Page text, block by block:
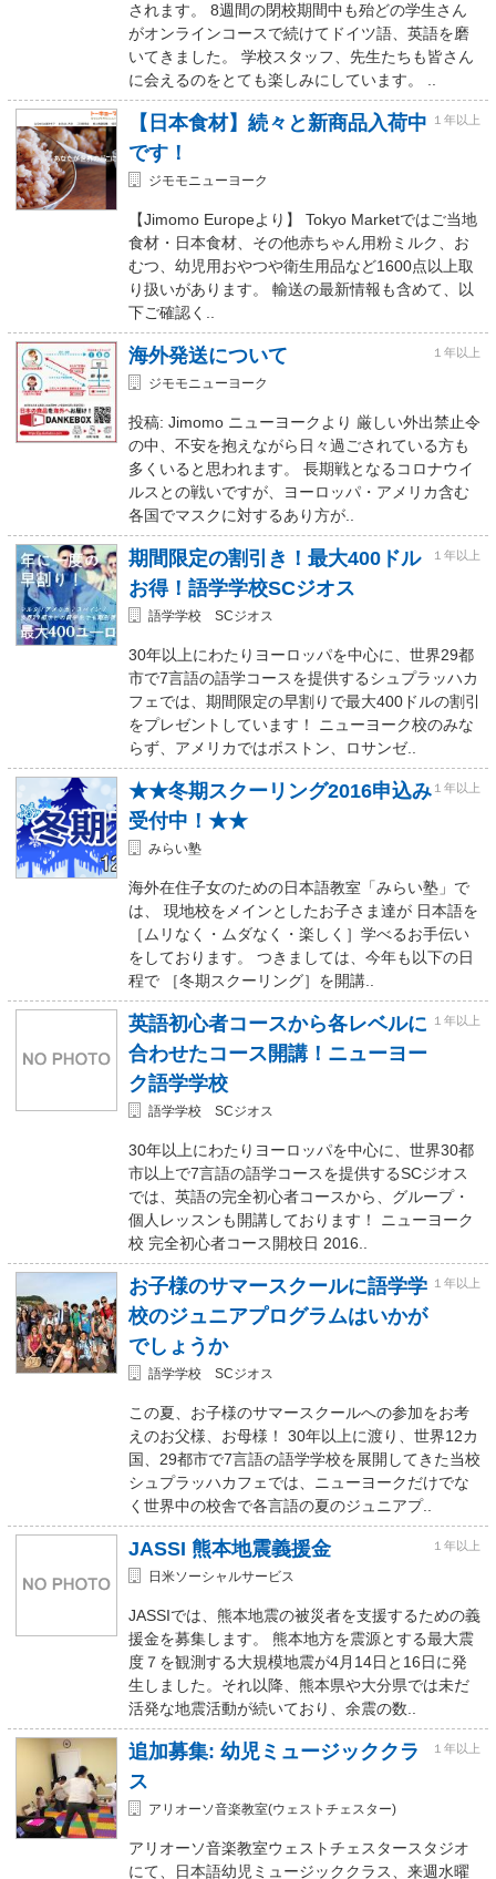
されます。 8週間の閉校期間中も殆どの学生さん
がオンラインコースで続けてドイツ語、英語を磨
いてきました。 学校スタッフ、先生たちも皆さん
に会えるのをとても楽しみにしています。 ..
【日本食材】続々と新商品入荷中
です！
１年以上
ジモモニューヨーク
【Jimomo Europeより】 Tokyo Marketではご当地
食材・日本食材、その他赤ちゃん用粉ミルク、お
むつ、幼児用おやつや衛生用品など1600点以上取
り扱いがあります。 輸送の最新情報も含めて、以
下ご確認く..
海外発送について １年以上
ジモモニューヨーク
投稿: Jimomo ニューヨークより 厳しい外出禁止令
の中、不安を抱えながら日々過ごされている方も
多くいると思われます。 長期戦となるコロナウイ
ルスとの戦いですが、ヨーロッパ・アメリカ含む
各国でマスクに対するあり方が..
期間限定の割引き！最大400ドル
お得！語学学校SCジオス
１年以上
語学学校 SCジオス
30年以上にわたりヨーロッパを中心に、世界29都
市で7言語の語学コースを提供するシュプラッハカ
フェでは、期間限定の早割りで最大400ドルの割引
をプレゼントしています！ ニューヨーク校のみな
らず、アメリカではボストン、ロサンゼ..
★★冬期スクーリング2016申込み
受付中！★★
１年以上
みらい塾
海外在住子女のための日本語教室「みらい塾」で
は、 現地校をメインとしたお子さま達が 日本語を
［ムリなく・ムダなく・楽しく］学べるお手伝い
をしております。 つきましては、今年も以下の日
程で ［冬期スクーリング］を開講..
英語初心者コースから各レベルに
合わせたコース開講！ニューヨー
ク語学学校
１年以上
語学学校 SCジオス
30年以上にわたりヨーロッパを中心に、世界30都
市以上で7言語の語学コースを提供するSCジオス
では、英語の完全初心者コースから、グループ・
個人レッスンも開講しております！ ニューヨーク
校 完全初心者コース開校日 2016..
お子様のサマースクールに語学学
校のジュニアプログラムはいかが
でしょうか
１年以上
語学学校 SCジオス
この夏、お子様のサマースクールへの参加をお考
えのお父様、お母様！ 30年以上に渡り、世界12カ
国、29都市で7言語の語学学校を展開してきた当校
シュプラッハカフェでは、ニューヨークだけでな
く世界中の校舎で各言語の夏のジュニアプ..
JASSI 熊本地震義援金 １年以上
日米ソーシャルサービス
JASSIでは、熊本地震の被災者を支援するための義
援金を募集します。 熊本地方を震源とする最大震
度７を観測する大規模地震が4月14日と16日に発
生しました。それ以降、熊本県や大分県では未だ
活発な地震活動が続いており、余震の数..
追加募集: 幼児ミュージッククラ
ス
１年以上
アリオーソ音楽教室(ウェストチェスター)
アリオーソ音楽教室ウェストチェスタースタジオ
にて、日本語幼児ミュージッククラス、来週水曜